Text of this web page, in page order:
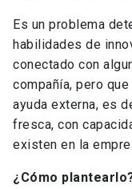
Es un problema
habilidades de
conectado con
compañía, pero
ayuda externa, es
fresca, con
existen en la
¿Cómo plantearlo